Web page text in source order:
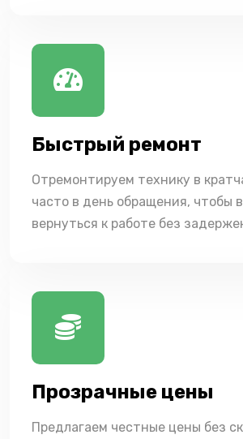
Быстрый ремонт
Отремонтируем технику в
часто в день обращения, чтобы
вернуться к работе без
Прозрачные цены
Предлагаем честные цены без